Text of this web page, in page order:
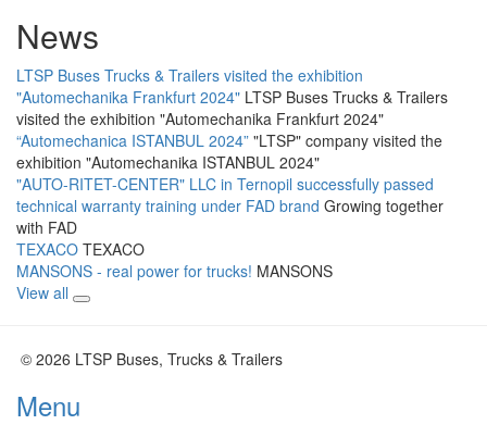
News
LTSP Buses Trucks & Trailers visited the exhibition
"Automechanika Frankfurt 2024" LTSP Buses Trucks & Trailers
visited the exhibition "Automechanika Frankfurt 2024"
“Automechanica ISTANBUL 2024” "LTSP" company visited the
exhibition "Automechanika ISTANBUL 2024"
"AUTO-RITET-CENTER" LLC in Ternopil successfully passed
technical warranty training under FAD brand Growing together
with FAD
TEXACO TEXACO
MANSONS - real power for trucks! MANSONS
View all
© 2026 LTSP Buses, Trucks & Trailers
Menu